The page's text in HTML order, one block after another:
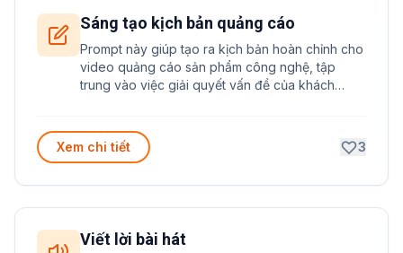
Sáng tạo kịch bản quảng cáo
Prompt này giúp tạo ra kịch bản hoàn chỉnh cho
video quảng cáo sản phẩm công nghệ, tập
trung vào việc giải quyết vấn đề của khách
Xem chi tiết
3
Viết lời bài hát